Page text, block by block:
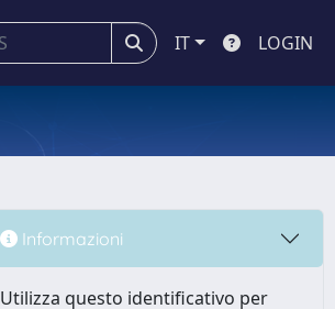
IT LOGIN
Informazioni
Utilizza questo identificativo per